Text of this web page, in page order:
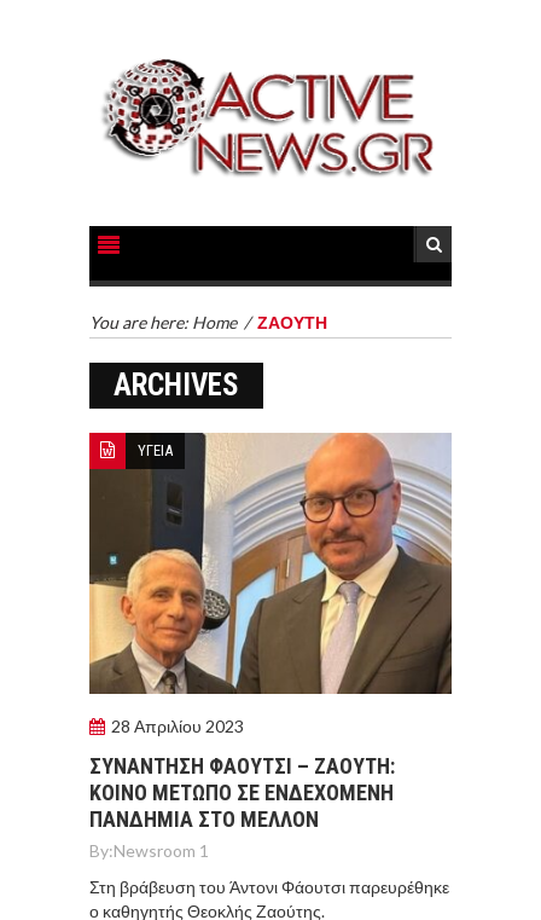
You are here: Home /ΖΑΟΥΤΗ
ARCHIVES
ΥΓΕΙΑ
28 Απριλίου 2023
ΣΥΝΑΝΤΗΣΗ ΦΑΟΥΤΣΙ – ΖΑΟΥΤΗ:
ΚΟΙΝΟ ΜΕΤΩΠΟ ΣΕ ΕΝΔΕΧΟΜΕΝΗ
ΠΑΝΔΗΜΙΑ ΣΤΟ ΜΕΛΛΟΝ
By:Newsroom 1
Στη βράβευση του Άντονι Φάουτσι παρευρέθηκε
ο καθηγητής Θεοκλής Ζαούτης.